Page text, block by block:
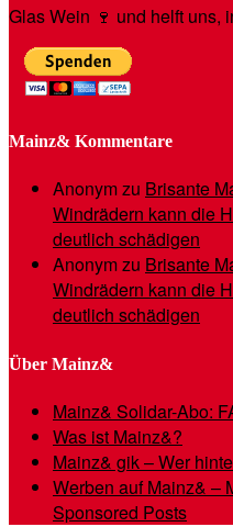
Glas Wein 🍷 und helft uns,
Mainz& Kommentare
Anonymzu Brisante
Windrädern kann die
deutlich schädigen
Anonymzu Brisante
Windrädern kann die
deutlich schädigen
Über Mainz&
Mainz& Solidar-Abo:
Was ist Mainz&?
Mainz& gik – Wer
Werben auf Mainz& –
Sponsored Posts